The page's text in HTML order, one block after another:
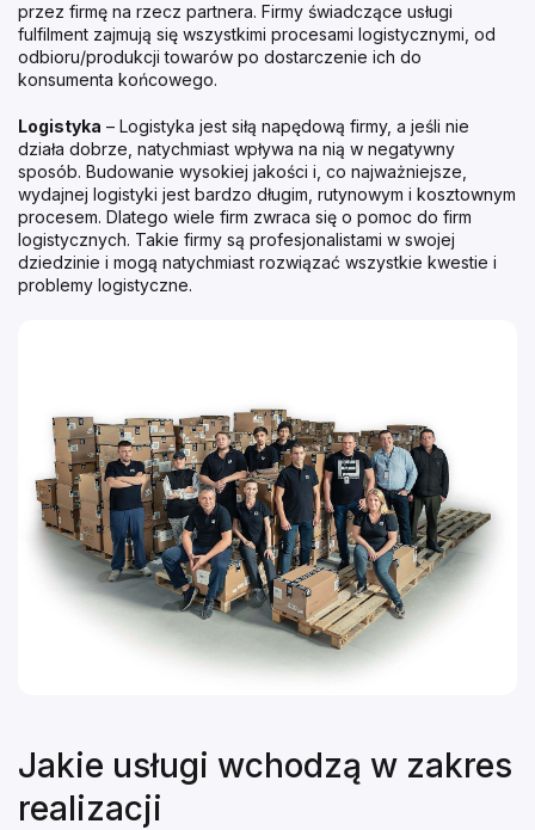
przez firmę na rzecz partnera. Firmy świadczące usługi
fulfilment zajmują się wszystkimi procesami logistycznymi, od
odbioru/produkcji towarów po dostarczenie ich do
konsumenta końcowego.
Logistyka – Logistyka jest siłą napędową firmy, a jeśli nie
działa dobrze, natychmiast wpływa na nią w negatywny
sposób. Budowanie wysokiej jakości i, co najważniejsze,
wydajnej logistyki jest bardzo długim, rutynowym i kosztownym
procesem. Dlatego wiele firm zwraca się o pomoc do firm
logistycznych. Takie firmy są profesjonalistami w swojej
dziedzinie i mogą natychmiast rozwiązać wszystkie kwestie i
problemy logistyczne.
Jakie usługi wchodzą w zakres
realizacji